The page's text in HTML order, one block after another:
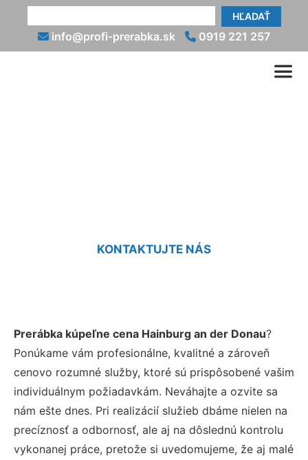
HĽADAŤ
info@profi-prerabka.sk 0919 221 257
KONTAKTUJTE NÁS
Prerábka kúpeľne cena Hainburg an der Donau?
Ponúkame vám profesionálne, kvalitné a zároveň
cenovo rozumné služby, ktoré sú prispôsobené vašim
individuálnym požiadavkám. Neváhajte a ozvite sa
nám ešte dnes. Pri realizácií služieb dbáme nielen na
precíznosť a odbornosť, ale aj na dôslednú kontrolu
vykonanej práce, pretože si uvedomujeme, že aj malé